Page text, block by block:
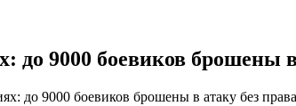
до 9000 боевиков брошены
до 9000 боевиков брошены в атаку без